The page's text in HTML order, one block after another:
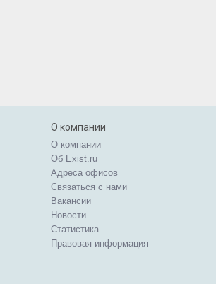
О компании
О компании
Об Exist.ru
Адреса офисов
Связаться с нами
Вакансии
Новости
Статистика
Правовая информация